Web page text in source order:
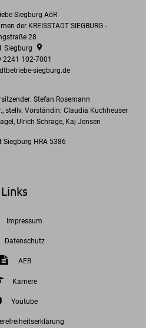
Siegburg AöR
der KREISSTADT SIEGBURG -
28
Siegburg
2241 102-7001
siegburg.de
Stefan Rosemann
stellv. Vorständin: Claudia Kuchheuser
Ulrich Schrage, Kaj Jensen
Siegburg HRA 5386
Links
Impressum
Datenschutz
AEB
Karriere
Youtube